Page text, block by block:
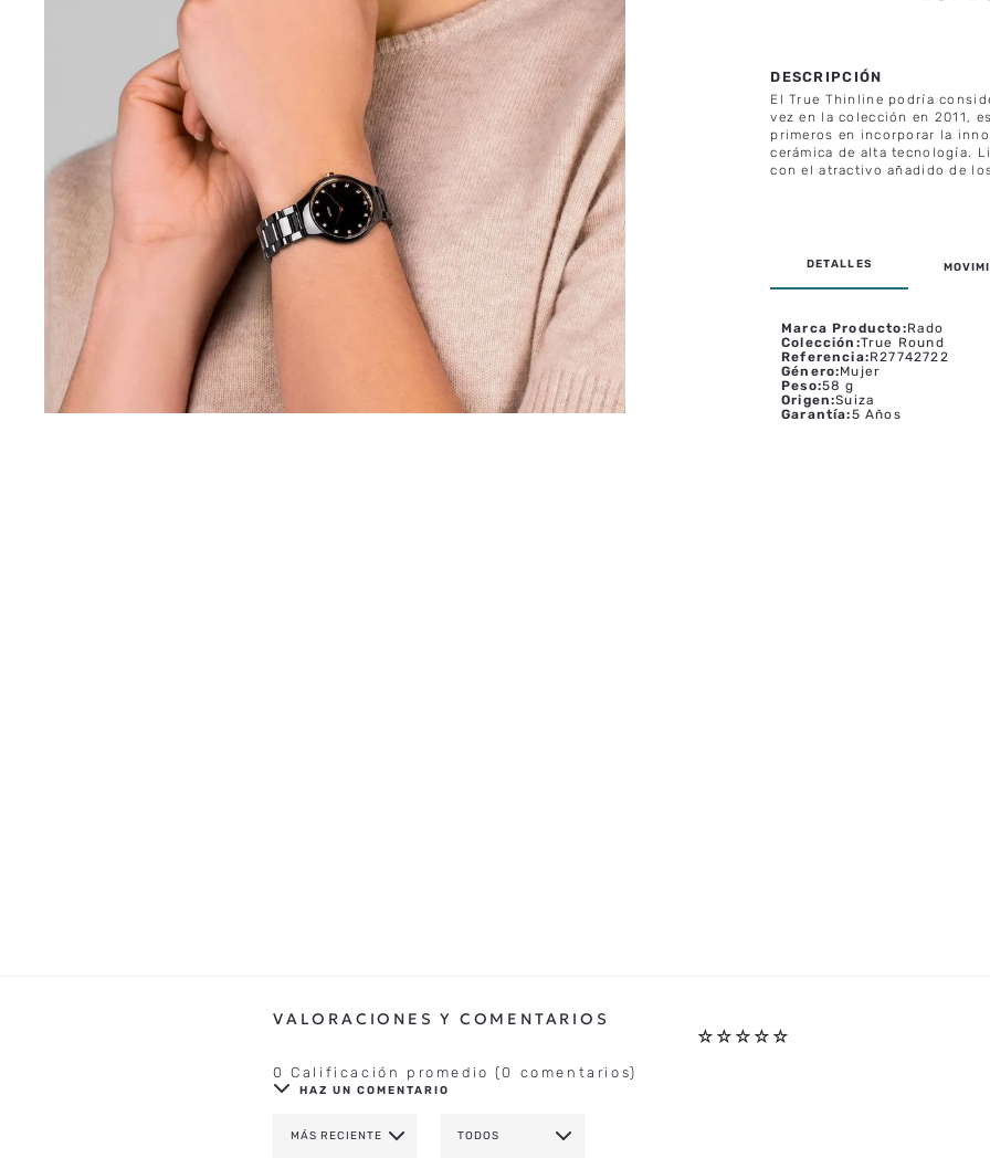
El True Thinline podría
vez en la colección en 2011,
primeros en incorporar la
cerámica de alta tecnología.
con el atractivo añadido de
Marca Producto:Rado
Colección :True Round
Referencia:R27742722
Género:Mujer
Peso:58 g
Origen:Suiza
Garantía:5 Años
☆ ☆ ☆ ☆ ☆
0 Calificación promedio (0 comentarios)
HAZ UN COMENTARIO
MÁS RECIENTE TODOS